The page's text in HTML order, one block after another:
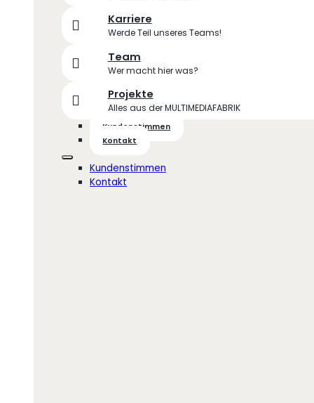
Karriere
Werde Teil unseres Teams!
Team
Wer macht hier was?
Projekte
Alles aus der MULTIMEDIAFABRIK
Kundenstimmen
Kontakt
Kundenstimmen
Kontakt